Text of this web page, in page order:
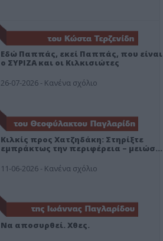
Εδώ Παππάς, εκεί Παππάς, που είναι
ο ΣΥΡΙΖΑ και οι Κιλκισιώτες
26-07-2026 - Κανένα σχόλιο
Κιλκίς προς Χατζηδάκη: Στηρίξτε
εμπράκτως την περιφέρεια – μειώσ…
11-06-2026 - Κανένα σχόλιο
Να αποσυρθεί. Χθες.